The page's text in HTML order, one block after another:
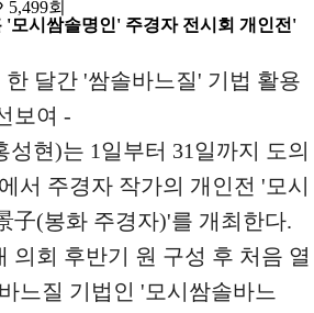
5,499회
'모시쌈솔명인' 주경자 전시회 개인전'
한 달간 '쌈솔바느질' 기법 활용
보여 -
현)는 1일부터 31일까지 도의
서 주경자 작가의 개인전 '모시
子(봉화 주경자)'를 개최한다.
의회 후반기 원 구성 후 처음 열
느질 기법인 '모시쌈솔바느